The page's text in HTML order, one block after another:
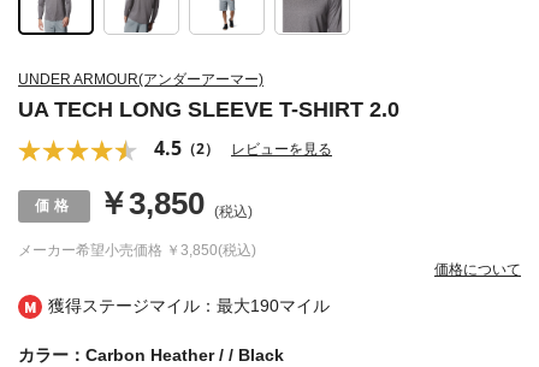
獲得ステージマイル：最大190マイル
UNDER ARMOUR(アンダーアーマー)
UA TECH LONG SLEEVE T-SHIRT 2.0
4.5 （2） レビューを見る
メーカー希望小売価格 ￥3,850(税込)
￥3,850 (税込)
価格について
カラー：Carbon Heather / / Black